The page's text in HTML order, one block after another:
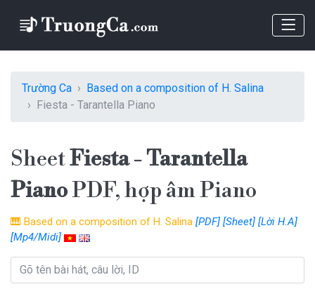
Trường Ca
Based on a composition of H. Salina
Fiesta - Tarantella Piano
SheetFiesta - Tarantella
PianoPDF, hợp âm Piano
🎹 Based on a composition of H. Salina [PDF] [Sheet] [Lời H.A]
[Mp4/Midi]